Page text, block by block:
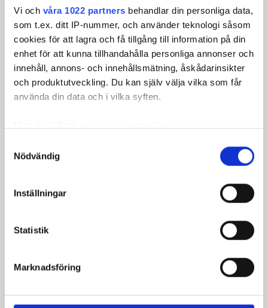
Vi och våra 1022 partners behandlar din personliga data,
som t.ex. ditt IP-nummer, och använder teknologi såsom
cookies för att lagra och få tillgång till information på din
enhet för att kunna tillhandahålla personliga annonser och
innehåll, annons- och innehållsmätning, åskådarinsikter
och produktutveckling. Du kan själv välja vilka som får
använda din data och i vilka syften.
kan ha en noggrannhet på upp till flera meter
Ta reda på mer om hur dina personliga uppgifter
Du kan ändra eller dra tillbaka ditt samtycke när som
Vi använder enhetsidentifierare för att anpassa innehållet
för sociala medier och analysera vår trafik. Vi
Nödvändig
Inställningar
Statistik
Marknadsföring
Officiella partners